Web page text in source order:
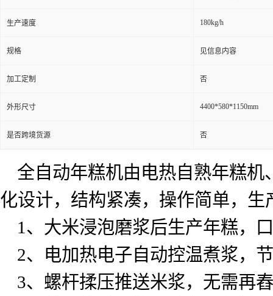
生产速度 180kg/h
规格 见信息内容
加工定制 否
外形尺寸 4400*580*1150mm
是否跨境货源 否
全自动年糕机由电热自熟年糕
化设计，结构紧凑，操作简单，
1 、大米浸泡磨浆后生产年糕，
2、电加热电子自动控温煮浆，
3、螺杆揉压推送米浆，无需再